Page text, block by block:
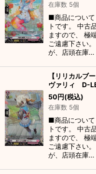
在庫数 5個
■商品について
トです。 中古
ますので、 極
ご遠慮下さい
が、店頭在庫…
【リリカルブ
ヴァリィ D-
50円(税込)
在庫数 5個
■商品について
トです。 中古
ますので、 極
ご遠慮下さい
が、店頭在庫…